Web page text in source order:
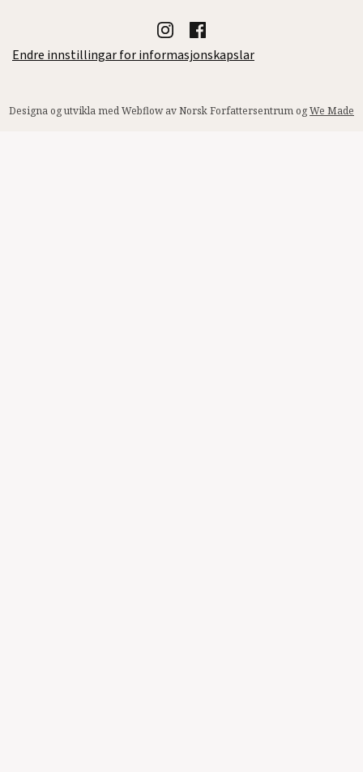
Endre innstillingar for informasjonskapslar
Designa og utvikla med Webflow av Norsk Forfattersentrum ogWe Made